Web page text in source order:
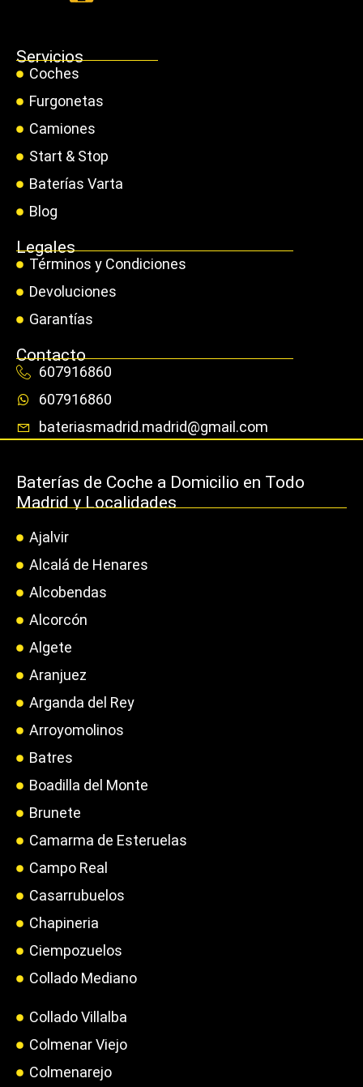
Servicios
Coches
Furgonetas
Camiones
Start & Stop
Baterías Varta
Blog
Legales
Términos y Condiciones
Devoluciones
Garantías
Contacto
607916860
607916860
bateriasmadrid.madrid@gmail.com
Baterías de Coche a Domicilio en Todo
Madrid y Localidades
Ajalvir
Alcalá de Henares
Alcobendas
Alcorcón
Algete
Aranjuez
Arganda del Rey
Arroyomolinos
Batres
Boadilla del Monte
Brunete
Camarma de Esteruelas
Campo Real
Casarrubuelos
Chapineria
Ciempozuelos
Collado Mediano
Collado Villalba
Colmenar Viejo
Colmenarejo